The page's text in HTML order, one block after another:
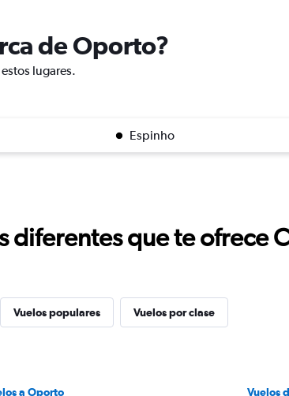
de Oporto?
lugares.
Espinho
diferentes que te ofrece
Vuelos populares Vuelos por clase
a Oporto Vuelos